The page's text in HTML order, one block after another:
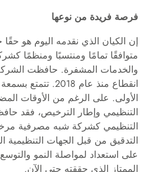
فرصة فريدة من نوعها
إن الكيان الذي نقدمه اليوم هو
متوافقًا تمامًا ومنتسبًا ومنظمًا
والخدمات المشفرة. حافظت
انقطاع منذ عام
الأولى. على الرغم من الأوقات
التنظيمي وإطار الترخيص، فقد
التنظيمي كشركة شبه مصرفية
التدقيق من قبل الجهات التنظيمية
على استعداد لمواصلة النمو
الممتاز الذي حققته حتى الآن.